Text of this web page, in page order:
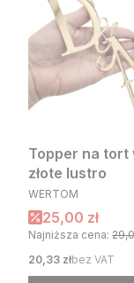
Topper na tort
złote lustro
PRODUCENT
WERTOM
Cena
25,00 zł
Najniższa cena:
Cena
20,33 złbez VAT